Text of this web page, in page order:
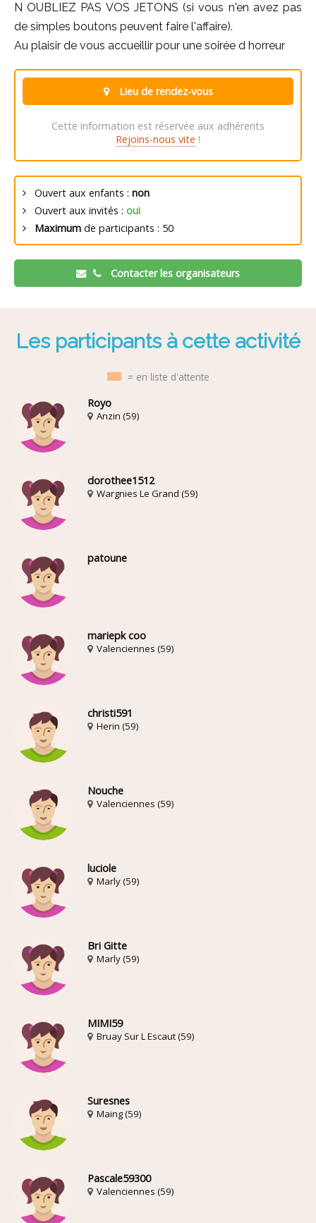
N OUBLIEZ PAS VOS JETONS (si vous n'en avez pas
de simples boutons peuvent faire l'affaire).
Au plaisir de vous accueillir pour une soirée d horreur
Lieu de rendez-vous
Cette information est réservée aux adhérents
Rejoins-nous vite !
Ouvert aux enfants : non
Ouvert aux invités : oui
Maximum de participants : 50
Contacter les organisateurs
Les participants à cette activité
= en liste d'attente
Royo
Anzin (59)
dorothee1512
Wargnies Le Grand (59)
patoune
mariepk coo
Valenciennes (59)
christi591
Herin (59)
Nouche
Valenciennes (59)
luciole
Marly (59)
Bri Gitte
Marly (59)
MIMI59
Bruay Sur L Escaut (59)
Suresnes
Maing (59)
Pascale59300
Valenciennes (59)